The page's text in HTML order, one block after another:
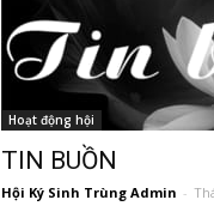
Hoạt động hội
TIN BUỒN
Hội Ký Sinh Trùng Admin -